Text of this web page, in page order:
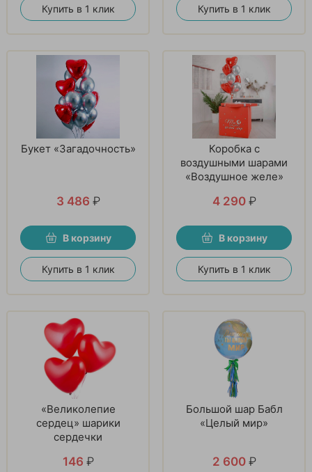
Купить в 1 клик Купить в 1 клик
Букет «Загадочность»
3 486 ₽
В корзину
Купить в 1 клик
Коробка с
воздушными шарами
«Воздушное желе»
4 290 ₽
В корзину
Купить в 1 клик
«Великолепие
сердец» шарики
сердечки
146 ₽
Большой шар Бабл
«Целый мир»
2 600 ₽